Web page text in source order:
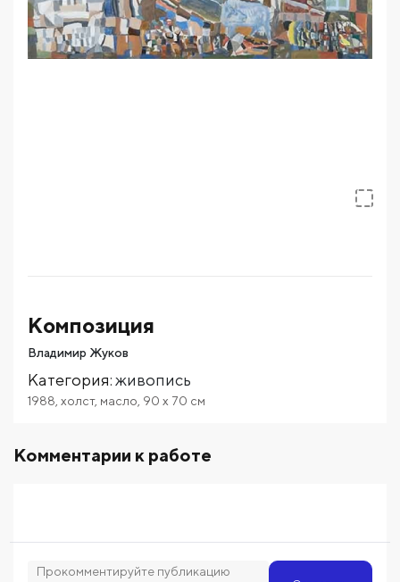
Композиция
Владимир Жуков
Категория:живопись
1988 холст, масло 90 x 70 см
Комментарии к работе